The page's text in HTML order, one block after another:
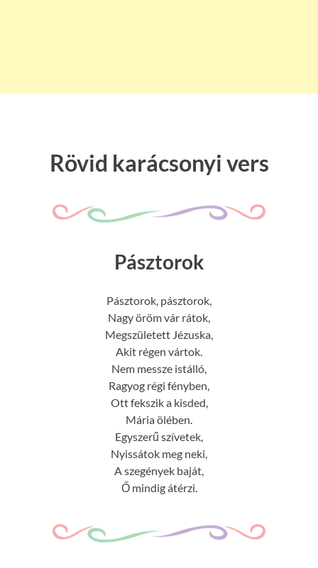
Rövid karácsonyi vers
Pásztorok
Pásztorok, pásztorok,
Nagy öröm vár rátok,
Megszületett Jézuska,
Akit régen vártok.
Nem messze istálló,
Ragyog régi fényben,
Ott fekszik a kisded,
Mária ölében.
Egyszerű szívetek,
Nyissátok meg neki,
A szegények baját,
Ő mindig átérzi.